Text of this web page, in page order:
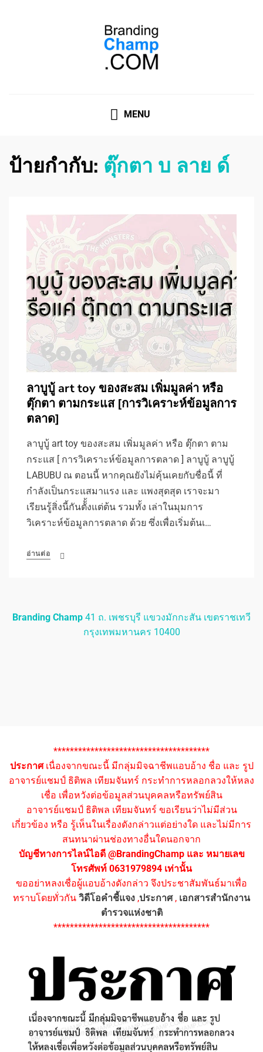
MENU
ป้ายกำกับ: ตุ๊กตา บ ลาย ด์
ลาบูบู้ art toy ของสะสม เพิ่มมูลค่า หรือ
ตุ๊กตา ตามกระแส [การวิเคราะห์ข้อมูลการ
ตลาด]
ลาบูบู้ art toy ของสะสม เพิ่มมูลค่า หรือ ตุ๊กตา ตาม
กระแส [ การวิเคราะห์ข้อมูลการตลาด ] ลาบูบู้ ลาบูบู้
LABUBU ณ ตอนนี้ หากคุณยังไม่คุ้นเคยกับชื่อนี้ ที่
กำลังเป็นกระแสมาแรง และ แพงสุดสุด เราจะมา
เรียนรู้สิ่งนี้กันตัั้งแต่ต้น รวมทั้ง เล่าในมุมการ
วิเคราะห์ข้อมูลการตลาด ด้วย ซึ่งเพื่อเริ่มต้นเ…
อ่านต่อ
Branding Champ 41 ถ. เพชรบุรี แขวงมักกะสัน เขตราชเทวี
กรุงเทพมหานคร 10400
**************************************
ประกาศเนื่องจากขณะนี้ มีกลุ่มมิจฉาชีพแอบอ้าง ชื่อ และ รูป
อาจารย์แชมป์ ธิติพล เทียมจันทร์ กระทำการหลอกลวงให้หลง
เชื่อ เพื่อหวังต่อข้อมูลส่วนบุคคลหรือทรัพย์สิน
อาจารย์แชมป์ ธิติพล เทียมจันทร์ ขอเรียนว่าไม่มีส่วน
เกี่ยวข้อง หรือ รู้เห็นในเรื่องดังกล่าวแต่อย่างใด และไม่มีการ
สนทนาผ่านช่องทางอื่นใดนอกจาก
บัญชีทางการไลน์ไอดี @BrandingChamp และ หมายเลข
โทรศัพท์ 0631979894 เท่านั้น
ขออย่าหลงเชื่อผู้แอบอ้างดังกล่าว จึงประชาสัมพันธ์มาเพื่อ
ทราบโดยทั่วกัน วิดีโอคำชี้แจง ,ประกาศ, เอกสารสำนักงาน
ตำรวจแห่งชาติ
**************************************